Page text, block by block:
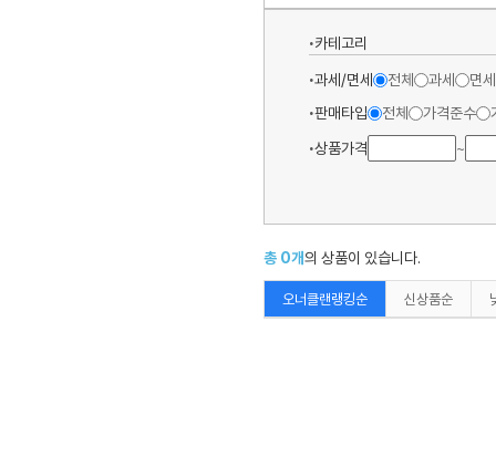
카테고리
과세/면세
전체 과세
면세
판매타입
전체 가격준수
상품가격
~
총 0개의 상품이 있습니다.
오너클랜랭킹순 신상품순